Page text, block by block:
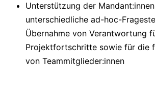
Unterstützung der
unterschiedliche ad-hoc-
Übernahme von Verantwortung
Projektfortschritte sowie für die
von Teammitglieder:innen